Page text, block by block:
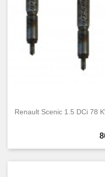
Renault Scenic 1.5 DCi 78